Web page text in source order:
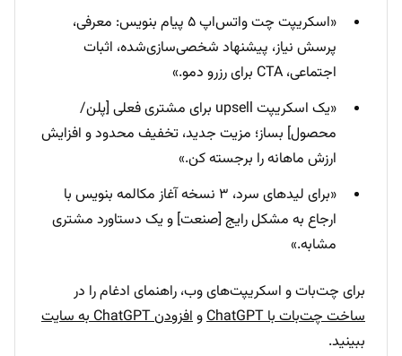
«اسکریپت چت واتس‌اپ ۵ پیام بنویس: معرفی،
پرسش نیاز، پیشنهاد شخصی‌سازی‌شده، اثبات
اجتماعی، CTA برای رزرو دمو.»
«یک اسکریپت upsell برای مشتری فعلی [پلن/
محصول] بساز؛ مزیت جدید، تخفیف محدود و افزایش
ارزش ماهانه را برجسته کن.»
«برای لیدهای سرد، ۳ نسخه آغاز مکالمه بنویس با
ارجاع به مشکل رایج [صنعت] و یک دستاورد مشتری
مشابه.»
برای چت‌بات و اسکریپت‌های وب، راهنمای ادغام را در
ساخت چت‌بات با ChatGPT
وافزودن ChatGPT به سایت
ببینید.